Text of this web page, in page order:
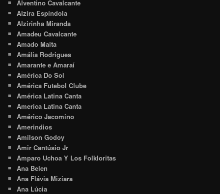
Alventino Cavalcante
Alzira Espíndola
Alzirinha Miranda
Amadeu Cavalcante
Amado Maita
Amália Rodrigues
Amarante e Amaraí
América Do Sol
América Futebol Clube
América Latina Canta
America Latina Canta
Américo Jacomino
Amerindios
Amilson Godoy
Amir Cantúsio Jr
Amparo Uchoa Y Los Folkloritas
Ana Belen
Ana Flávia Miziara
Ana Lúcia